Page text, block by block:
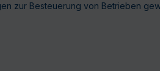
zur Besteuerung von Betrieben